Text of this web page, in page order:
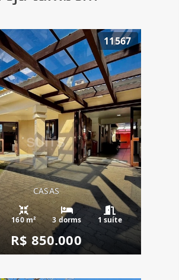
11567
CASAS
160 m² 3 dorms 1 suíte
R$ 850.000